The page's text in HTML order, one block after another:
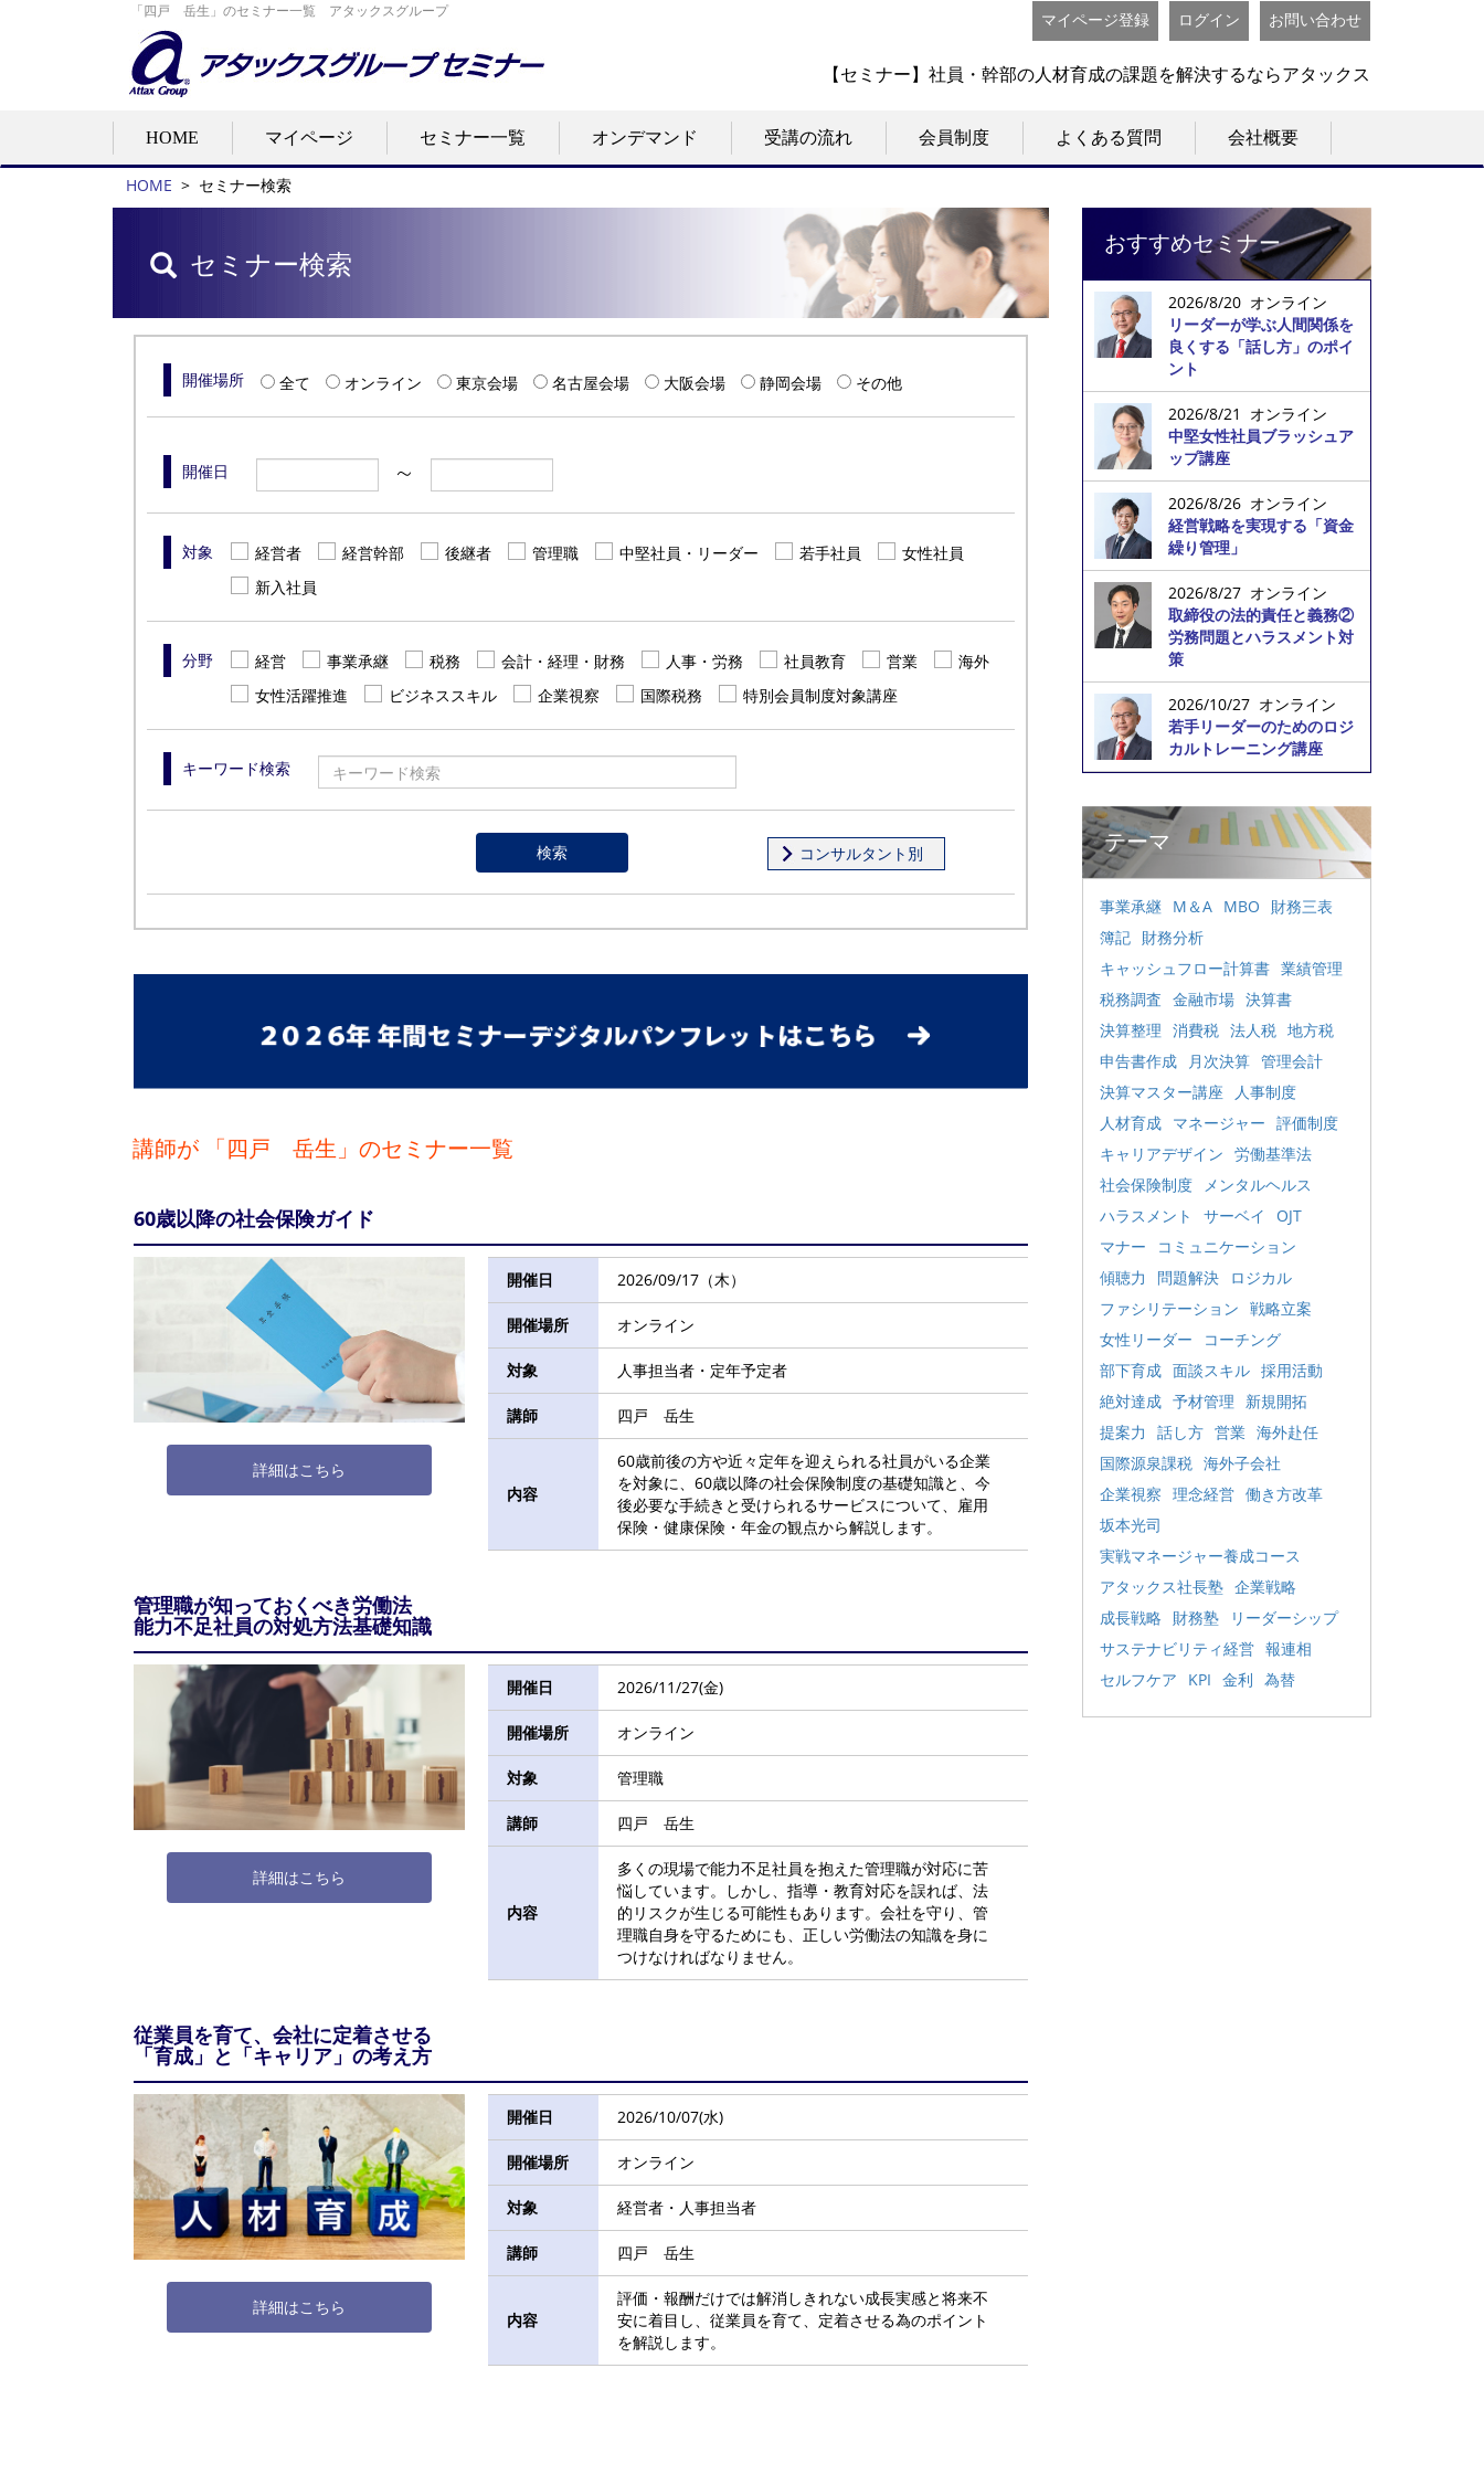
「四戸 岳生」のセミナー一覧 アタックスグループ
マイページ登録 ログイン お問い合わせ
【セミナー】社員・幹部の人材育成の課題を解決するならアタックス
HOME マイページ セミナー一覧 オンデマンド 受講の流れ 会員制度 よくある質問 会社概要
HOME > セミナー検索
セミナー検索
開催場所 全て オンライン 東京会場 名古屋会場 大阪会場 静岡会場 その他
開催日
対象 経営者 経営幹部 後継者 管理職 中堅社員・リーダー 若手社員
女性社員
新入社員
分野 経営 事業承継 税務 会計・経理・財務 人事・労務 社員教育 営業
海外
女性活躍推進
ビジネススキル 企業視察 国際税務 特別会員制度対象講座
キーワード検索
検索 コンサルタント別
講師が 「四戸 岳生」のセミナー一覧
60歳以降の社会保険ガイド
詳細はこちら
開催日 2026/09/17（木）
開催場所 オンライン
対象 人事担当者・定年予定者
講師 四戸 岳生
内容
60歳前後の方や近々定年を迎えられる社員がいる企業
を対象に、60歳以降の社会保険制度の基礎知識と、今
後必要な手続きと受けられるサービスについて、雇用
保険・健康保険・年金の観点から解説します。
管理職が知っておくべき労働法
能力不足社員の対処方法基礎知識
詳細はこちら
開催日 2026/11/27(金)
開催場所 オンライン
対象 管理職
講師 四戸 岳生
内容
多くの現場で能力不足社員を抱えた管理職が対応に苦
悩しています。しかし、指導・教育対応を誤れば、法
的リスクが生じる可能性もあります。会社を守り、管
理職自身を守るためにも、正しい労働法の知識を身に
つけなければなりません。
従業員を育て、会社に定着させる
「育成」と「キャリア」の考え方
詳細はこちら
開催日 2026/10/07(水)
開催場所 オンライン
対象 経営者・人事担当者
講師 四戸 岳生
内容
評価・報酬だけでは解消しきれない成長実感と将来不
安に着目し、従業員を育て、定着させる為のポイント
を解説します。
おすすめセミナー
2026/8/20 オンライン
リーダーが学ぶ人間関係を
良くする「話し方」のポイ
ント
2026/8/21 オンライン
中堅女性社員ブラッシュア
ップ講座
2026/8/26 オンライン
経営戦略を実現する「資金
繰り管理」
2026/8/27 オンライン
取締役の法的責任と義務②
労務問題とハラスメント対
策
2026/10/27 オンライン
若手リーダーのためのロジ
カルトレーニング講座
テーマ
事業承継 M＆A MBO
財務三表
簿記
財務分析
キャッシュフロー計算書 業績管理
税務調査 金融市場 決算書
決算整理 消費税 法人税 地方税
申告書作成
月次決算 管理会計
決算マスター講座
人事制度
人材育成
マネージャー 評価制度
キャリアデザイン 労働基準法
社会保険制度
メンタルヘルス
ハラスメント
サーベイ
OJT
マナー
コミュニケーション
傾聴力
問題解決
ロジカル
ファシリテーション 戦略立案
女性リーダー
コーチング
部下育成 面談スキル 採用活動
絶対達成 予材管理
新規開拓
提案力
話し方 営業 海外赴任
国際源泉課税 海外子会社
企業視察 理念経営 働き方改革
坂本光司
実戦マネージャー養成コース
アタックス社長塾 企業戦略
成長戦略
財務塾
リーダーシップ
サステナビリティ経営 報連相
セルフケア
KPI 金利 為替